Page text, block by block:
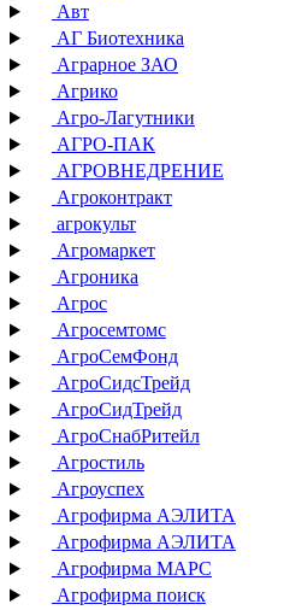
Авт
АГ Биотехника
Аграрное ЗАО
Агрико
Агро-Лагутники
АГРО-ПАК
АГРОВНЕДРЕНИЕ
Агроконтракт
агрокульт
Агромаркет
Агроника
Агрос
Агросемтомс
АгроСемФонд
АгроСидсТрейд
АгроСидТрейд
АгроСнабРитейл
Агростиль
Агроуспех
Агрофирма АЭЛИТА
Агрофирма АЭЛИТА
Агрофирма МАРС
Агрофирма поиск